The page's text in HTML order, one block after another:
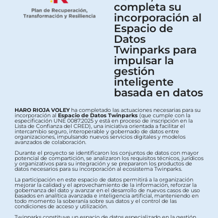
completa su
incorporación al
Espacio de
Datos
Twinparks para
impulsar la
gestión
inteligente
basada en datos
HARO RIOJA VOLEYha completado las actuaciones necesarias para su
incorporación al Espacio de Datos Twinparks (que cumple con la
especificación UNE 0087:2025 y está en proceso de inscripción en la
Lista de Confianza del CRED), una iniciativa orientada a facilitar el
intercambio seguro, interoperable y gobernado de datos entre
organizaciones, impulsando nuevos servicios digitales y modelos
avanzados de colaboración.
Durante el proyecto se identificaron los conjuntos de datos con mayor
potencial de compartición, se analizaron los requisitos técnicos, jurídicos
y organizativos para su integración y se prepararon los productos de
datos necesarios para su incorporación al ecosistema Twinparks.
La participación en este espacio de datos permitirá a la organización
mejorar la calidad y el aprovechamiento de la información, reforzar la
gobernanza del dato y avanzar en el desarrollo de nuevos casos de uso
basados en analítica avanzada e inteligencia artificial, manteniendo en
todo momento la soberanía sobre sus datos y el control de las
condiciones de acceso y utilización.